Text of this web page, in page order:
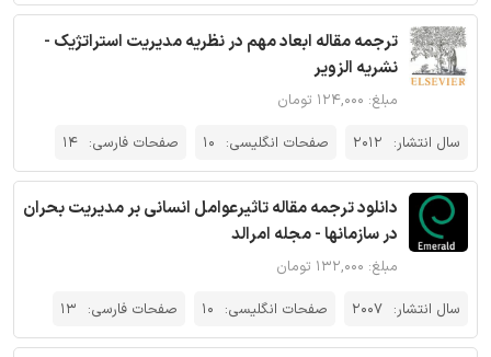
ترجمه مقاله ابعاد مهم در نظریه مدیریت استراتژیک -
نشریه الزویر
مبلغ: ۱۲۴,۰۰۰ تومان
سال انتشار: 2012 صفحات انگلیسی: 10 صفحات فارسی: 14
دانلود ترجمه مقاله تاثیرعوامل انسانی بر مدیریت بحران
در سازمانها - مجله امرالد
مبلغ: ۱۳۲,۰۰۰ تومان
سال انتشار: 2007 صفحات انگلیسی: 10 صفحات فارسی: 13